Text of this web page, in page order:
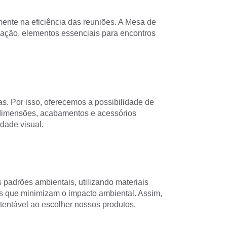
na eficiência das reuniões. A Mesa de
elementos essenciais para encontros
Por isso, oferecemos a possibilidade de
acabamentos e acessórios
visual.
ambientais, utilizando materiais
minimizam o impacto ambiental. Assim,
ao escolher nossos produtos.